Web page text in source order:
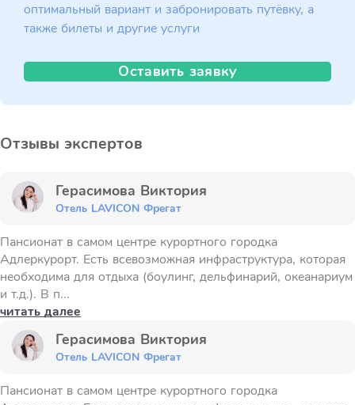
оптимальный вариант и забронировать путёвку, а
также билеты и другие услуги
Оставить заявку
Отзывы экспертов
Герасимова Виктория
Отель LAVICON Фрегат
Пансионат в самом центре курортного городка
Адлеркурорт. Есть всевозможная инфраструктура, которая
необходима для отдыха (боулинг, дельфинарий, океанариум
и т.д.). В п...
читать далее
Герасимова Виктория
Отель LAVICON Фрегат
Пансионат в самом центре курортного городка